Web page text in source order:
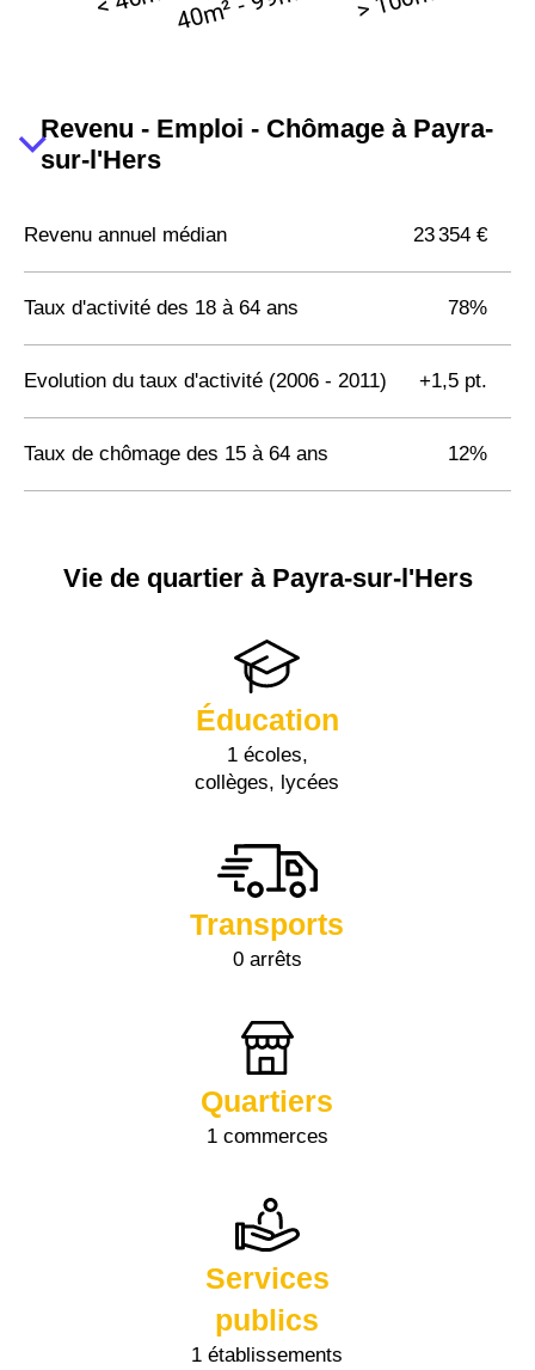
Revenu - Emploi - Chômage à Payra-
sur-l'Hers
Revenu annuel médian 23 354 €
Taux d'activité des 18 à 64 ans 78%
Evolution du taux d'activité (2006 - 2011) +1,5 pt.
Taux de chômage des 15 à 64 ans 12%
Vie de quartier à Payra-sur-l'Hers
Éducation
1 écoles,
collèges, lycées
Transports
0 arrêts
Quartiers
1 commerces
Services
publics
1 établissements